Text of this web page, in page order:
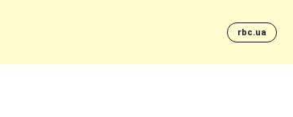
rbc.ua